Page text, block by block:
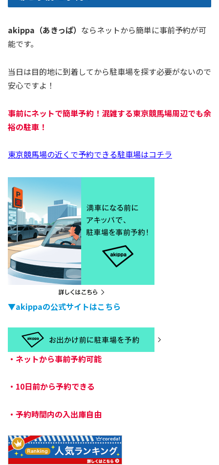
akippa（あきっぱ） ならネットから簡単に事前予約が可
能です。
当日は目的地に到着してから駐車場を探す必要がないので
安心ですよ！
事前にネットで簡単予約！混雑する東京競馬場周辺でも余
裕の駐車！
東京競馬場の近くで予約できる駐車場はコチラ
▼akippaの公式サイトはこちら
・ ネットから事前予約可能
・ 10日前から予約できる
・ 予約時間内の入出庫自由